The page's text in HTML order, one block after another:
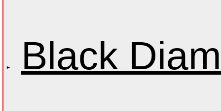
Black